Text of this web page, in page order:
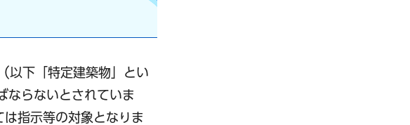
以下「特定建築物」とい
ならないとされていま
指示等の対象となりま